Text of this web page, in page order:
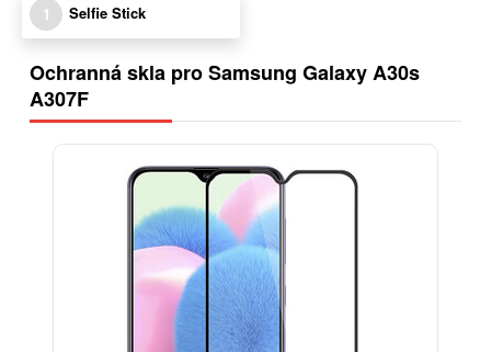
1 Selfie Stick
Ochranná skla pro Samsung Galaxy A30s
A307F